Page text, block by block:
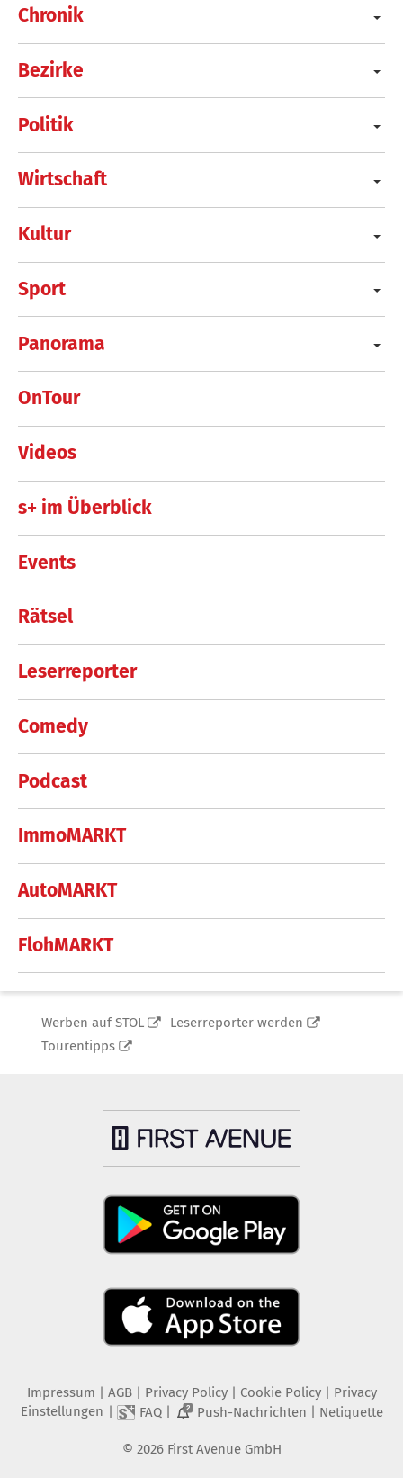
Chronik
Bezirke
Politik
Wirtschaft
Kultur
Sport
Panorama
OnTour
Videos
s+ im Überblick
Events
Rätsel
Leserreporter
Comedy
Podcast
ImmoMARKT
AutoMARKT
FlohMARKT
Werben auf STOL
Leserreporter werden
Tourentipps
Impressum AGB Privacy Policy| Cookie Policy| Privacy
Einstellungen
FAQ| 2 Push-Nachrichten Netiquette
© 2026 First Avenue GmbH